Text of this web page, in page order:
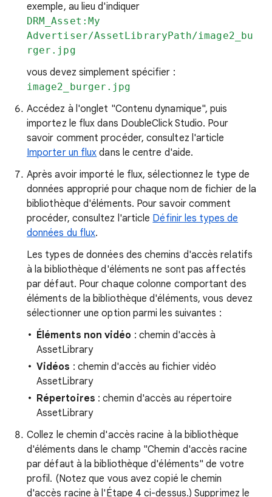
exemple, au lieu d'indiquer
DRM_Asset:My
Advertiser/AssetLibraryPath/image2_bu
rger.jpg
vous devez simplement spécifier :
image2_burger.jpg
Accédez à l'onglet "Contenu dynamique", puis
importez le flux dans DoubleClick Studio. Pour
savoir comment procéder, consultez l'article
Importer un flux dans le centre d'aide.
Après avoir importé le flux, sélectionnez le type de
données approprié pour chaque nom de fichier de la
bibliothèque d'éléments. Pour savoir comment
procéder, consultez l'article Définir les types de
données du flux.
Les types de données des chemins d'accès relatifs
à la bibliothèque d'éléments ne sont pas affectés
par défaut. Pour chaque colonne comportant des
éléments de la bibliothèque d'éléments, vous devez
sélectionner une option parmi les suivantes :
Éléments non vidéo : chemin d'accès à
AssetLibrary
Vidéos : chemin d'accès au fichier vidéo
AssetLibrary
Répertoires : chemin d'accès au répertoire
AssetLibrary
Collez le chemin d'accès racine à la bibliothèque
d'éléments dans le champ "Chemin d'accès racine
par défaut à la bibliothèque d'éléments" de votre
profil. (Notez que vous avez copié le chemin
d'accès racine à l'Étape 4 ci-dessus.) Supprimez le